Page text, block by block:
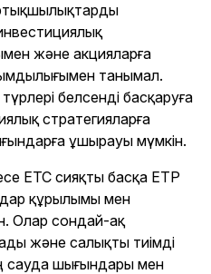
және акцияларға
танымал.
белсенді басқаруға
стратегияларға
ұшырауы мүмкін.
ETC сияқты басқа ETP
құрылымы мен
Олар сондай-ақ
және салықты тиімді
сауда шығындары мен